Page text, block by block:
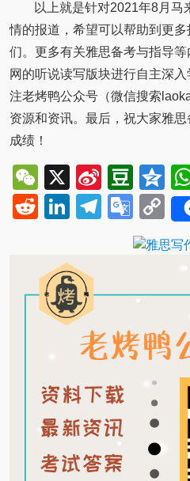
以上就是针对2021年8月马
情的报道，希望可以帮助到更
们。更多有关雅思备考与指导
网的听说读写版块进行自主深
注老烤鸭公众号（微信搜索
资源和资讯。最后，祝大家雅
成绩！
WeChat
X
Sina
Weibo
RedditLinkedIn